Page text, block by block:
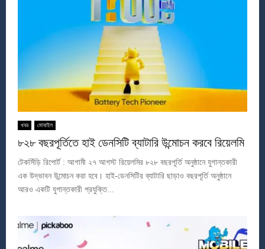
খবর মোবাইল
৮২৮ বছরপূর্তিতে হাই ডেনসিটি ব্যাটারি উন্মোচন করবে রিয়েলমি
টেকসিঁড়ি রিপোর্ট : আগামী ২৭ আগস্ট রিয়েলমির ৮২৮ বছরপূর্তি অনুষ্ঠানে যুগান্তকারী
এক উদ্ভাবন উন্মোচন করা হবে। হাই-ডেনসিটির ব্যাটারি ছাড়াও বছরপূর্তি অনুষ্ঠানে
আরও একটি যুগান্তকারী প্রযুক্তি...